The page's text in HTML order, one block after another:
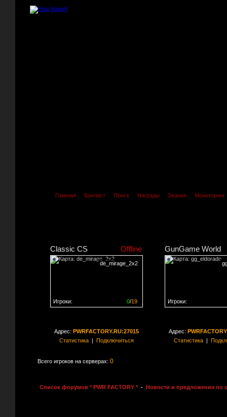
Главная Банлист Поиск Награды Звания Мониторинг
Classic CS Offline
de_mirage_2x2
0/19
Игроки:
GunGame World
Игроки:
Адрес: PWRFACTORY.RU:27015
Статистика| Подключиться
Адрес:
Статистика|
Всего игроков на серверах: 0
Список форумов * PWR FACTORY * - Новости и предложения по